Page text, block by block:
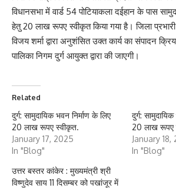
विधानसभा में वार्ड 54 पोटियाकला दईहान के पास
हेतु 20 लाख रूपए स्वीकृत किया गया है। जिला
विजय शर्मा द्वारा अनुशंसित उक्त कार्य का संपादन
पालिका निगम दुर्ग आयुक्त द्वारा की जाएगी।
Related
दुर्ग: सामुदायिक भवन निर्माण के लिए
20 लाख रूपए स्वीकृत.
January 17, 2025
In "Blog"
दुर्ग:
20 लाख रूपए
January 18,
In "Blog"
उत्तर बस्तर कांकेर : मुख्यमंत्री श्री
विष्णुदेव साय 11 दिसम्बर को पखांजूर में